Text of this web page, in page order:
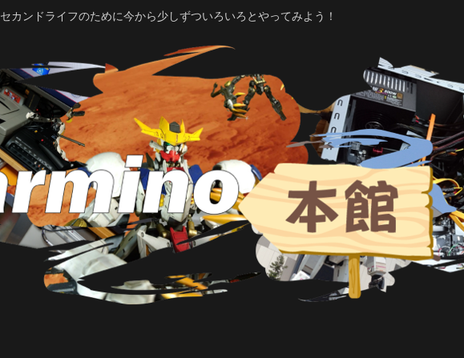
セカンドライフのために今から少しずついろいろとやってみよう！